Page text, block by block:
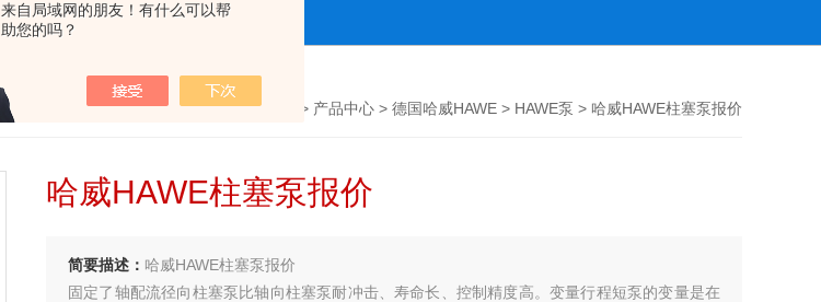
来自局域网的朋友！有什么可以帮
助您的吗？
> 产品中心 > 德国哈威HAWE > HAWE泵 > 哈威HAWE柱塞泵报价
哈威HAWE柱塞泵报价
简要描述： 哈威HAWE柱塞泵报价
固定了轴配流径向柱塞泵比轴向柱塞泵耐冲击、寿命长、控制精度高。变量行程短泵的变量是在